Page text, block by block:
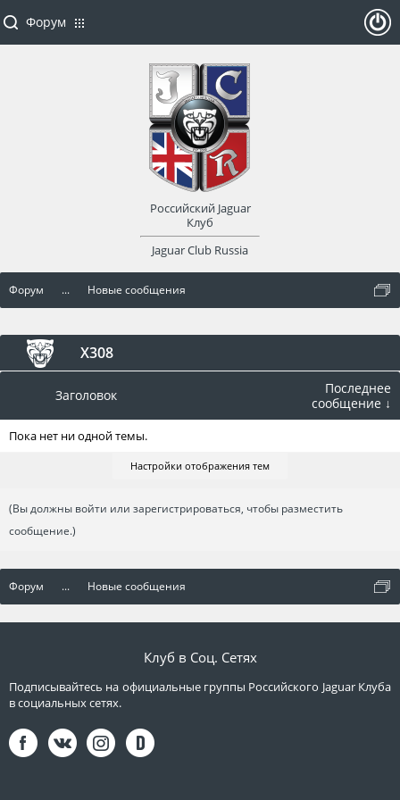
Форум ... Новые сообщения
X308
Заголовок
Последнее
сообщение ↓
Пока нет ни одной темы.
Настройки отображения тем
(Вы должны войти или зарегистрироваться, чтобы разместить
сообщение.)
Форум ... Новые сообщения
Форум
Российский Jaguar
Клуб
Jaguar Club Russia
оват
Клуб в Соц. Сетях
Подписывайтесь на официальные группы Российского Jaguar Клуба
в социальных сетях.